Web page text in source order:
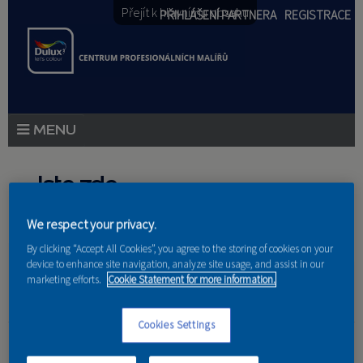
Přejít k hlavnímu obsahu
PŘIHLÁŠENÍ PARTNERA REGISTRACE
PORADENSTVÍ
AKCE A NOVINKY
Jste zde
Domů»Partneri
Martina Baštová
We respect your privacy.
By clicking “Accept All Cookies”, you agree to the storing of cookies on your
device to enhance site navigation, analyze site usage, and assist in our
marketing efforts. Cookie Statement for more information.
Cookies Settings